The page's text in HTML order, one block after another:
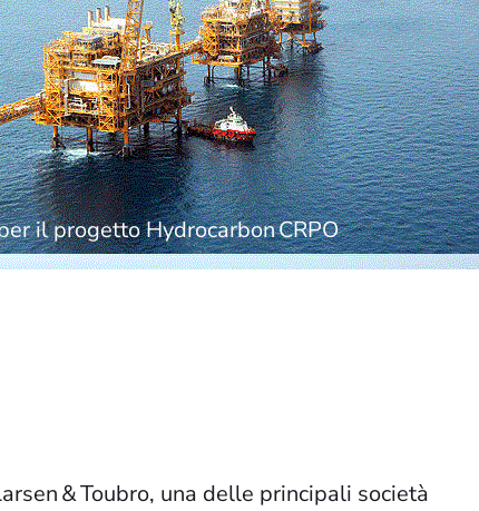
il progetto Hydrocarbon CRPO
& Toubro, una delle principali società